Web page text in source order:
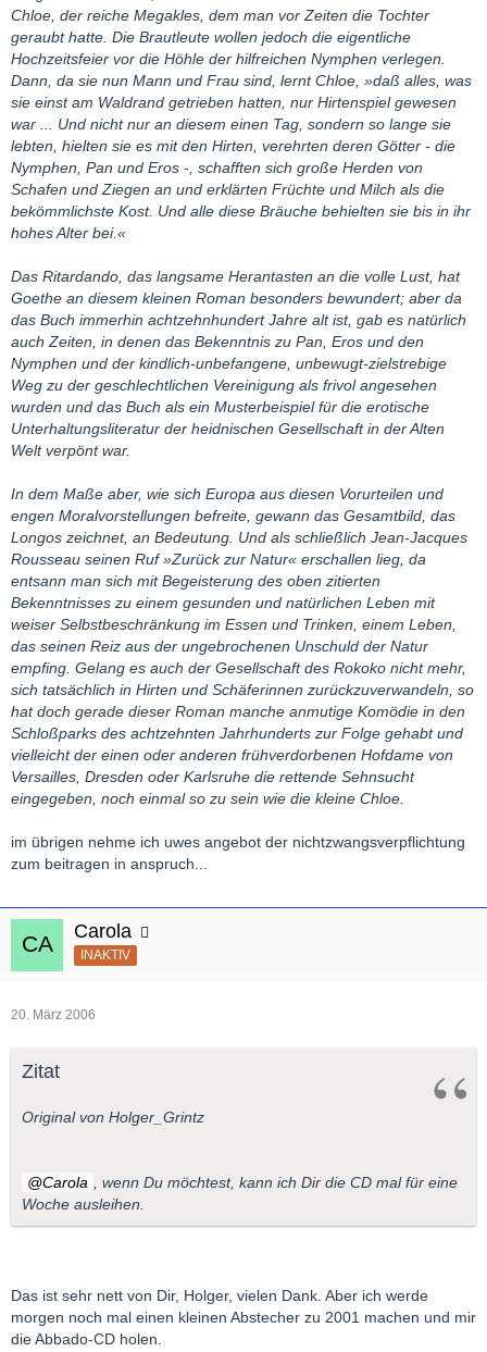
Chloe, der reiche Megakles, dem man vor Zeiten die Tochter
geraubt hatte. Die Brautleute wollen jedoch die eigentliche
Hochzeitsfeier vor die Höhle der hilfreichen Nymphen verlegen.
Dann, da sie nun Mann und Frau sind, lernt Chloe, »daß alles, was
sie einst am Waldrand getrieben hatten, nur Hirtenspiel gewesen
war ... Und nicht nur an diesem einen Tag, sondern so lange sie
lebten, hielten sie es mit den Hirten, verehrten deren Götter - die
Nymphen, Pan und Eros -, schafften sich große Herden von
Schafen und Ziegen an und erklärten Früchte und Milch als die
bekömmlichste Kost. Und alle diese Bräuche behielten sie bis in ihr
hohes Alter bei.«
Das Ritardando, das langsame Herantasten an die volle Lust, hat
Goethe an diesem kleinen Roman besonders bewundert; aber da
das Buch immerhin achtzehnhundert Jahre alt ist, gab es natürlich
auch Zeiten, in denen das Bekenntnis zu Pan, Eros und den
Nymphen und der kindlich-unbefangene, unbewugt-zielstrebige
Weg zu der geschlechtlichen Vereinigung als frivol angesehen
wurden und das Buch als ein Musterbeispiel für die erotische
Unterhaltungsliteratur der heidnischen Gesellschaft in der Alten
Welt verpönt war.
In dem Maße aber, wie sich Europa aus diesen Vorurteilen und
engen Moralvorstellungen befreite, gewann das Gesamtbild, das
Longos zeichnet, an Bedeutung. Und als schließlich Jean-Jacques
Rousseau seinen Ruf »Zurück zur Natur« erschallen lieg, da
entsann man sich mit Begeisterung des oben zitierten
Bekenntnisses zu einem gesunden und natürlichen Leben mit
weiser Selbstbeschränkung im Essen und Trinken, einem Leben,
das seinen Reiz aus der ungebrochenen Unschuld der Natur
empfing. Gelang es auch der Gesellschaft des Rokoko nicht mehr,
sich tatsächlich in Hirten und Schäferinnen zurückzuverwandeln, so
hat doch gerade dieser Roman manche anmutige Komödie in den
Schloßparks des achtzehnten Jahrhunderts zur Folge gehabt und
vielleicht der einen oder anderen frühverdorbenen Hofdame von
Versailles, Dresden oder Karlsruhe die rettende Sehnsucht
eingegeben, noch einmal so zu sein wie die kleine Chloe.
im übrigen nehme ich uwes angebot der nichtzwangsverpflichtung
zum beitragen in anspruch...
Carola
INAKTIV
20. März 2006
Zitat
Original von Holger_Grintz
Carola
, wenn Du möchtest, kann ich Dir die CD mal für eine
Woche ausleihen.
Das ist sehr nett von Dir, Holger, vielen Dank. Aber ich werde
morgen noch mal einen kleinen Abstecher zu 2001 machen und mir
die Abbado-CD holen.